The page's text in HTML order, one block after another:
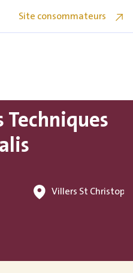
Site consommateurs
Techniques
Villers St